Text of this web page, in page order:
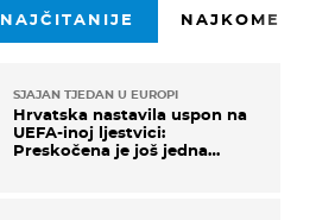
NAJČITANIJE
SJAJAN TJEDAN U EUROPI
Hrvatska nastavila uspon na
UEFA-inoj ljestvici:
Preskočena je još jedna